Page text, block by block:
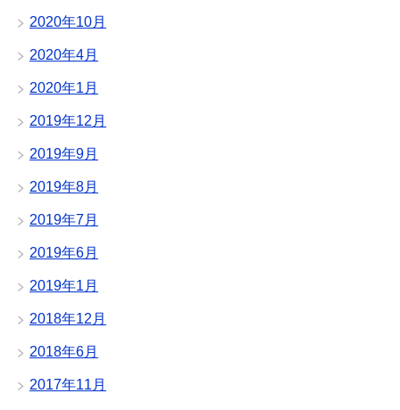
2020年10月
2020年4月
2020年1月
2019年12月
2019年9月
2019年8月
2019年7月
2019年6月
2019年1月
2018年12月
2018年6月
2017年11月